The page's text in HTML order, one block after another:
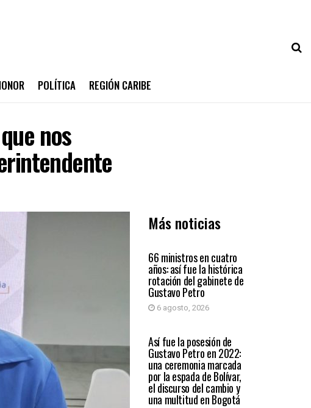
POLÍTICA REGIÓN CARIBE
nos
Más noticias
PAÍS
66 ministros en cuatro
años: así fue la histórica
rotación del gabinete de
Gustavo Petro
6 agosto, 2026
PAÍS
Así fue la posesión de
Gustavo Petro en 2022:
una ceremonia marcada
por la espada de Bolívar,
el discurso del cambio y
una multitud en Bogotá